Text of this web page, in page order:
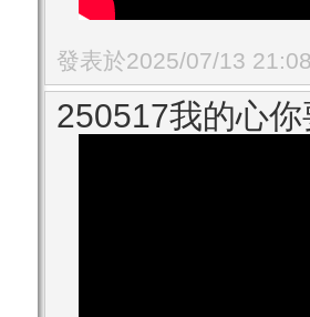
發表於2025/07/13
250517我的心